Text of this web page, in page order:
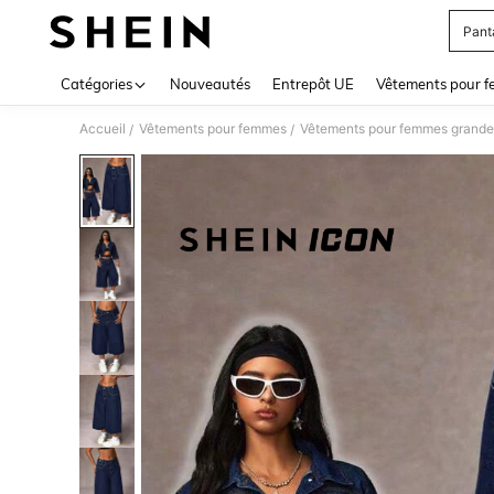
Catégories Nouveautés Entrepôt UE Vêtements pour
Accueil / Vêtements pour femmes / Vêtements pour femmes